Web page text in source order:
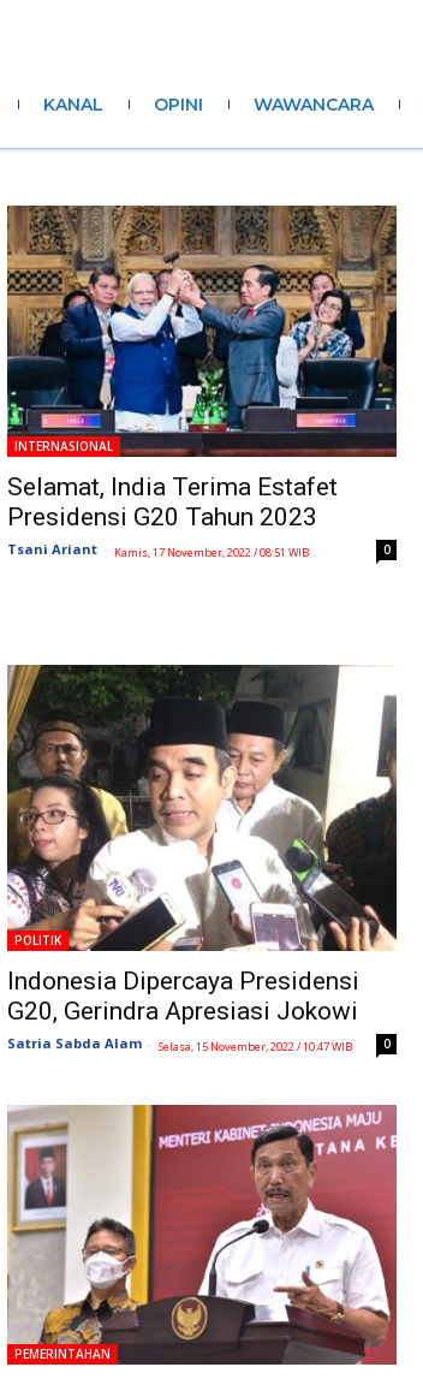
KANAL OPINI WAWANCARA
INTERNASIONAL
Selamat, India Terima Estafet
Presidensi G20 Tahun 2023
Tsani Ariant - Kamis, 17 November, 2022 / 08:51 WIB 0
POLITIK
Indonesia Dipercaya Presidensi
G20, Gerindra Apresiasi Jokowi
Satria Sabda Alam - Selasa, 15 November, 2022 / 10:47 WIB 0
PEMERINTAHAN